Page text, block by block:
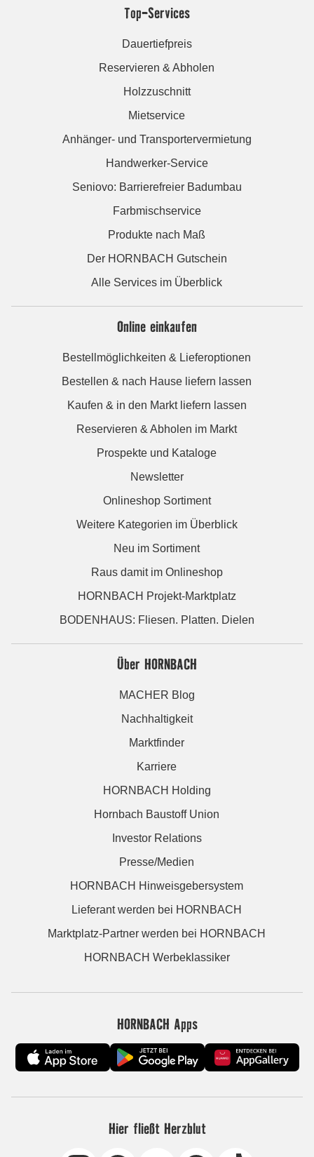
Top-Services
Dauertiefpreis
Reservieren & Abholen
Holzzuschnitt
Mietservice
Anhänger- und Transportervermietung
Handwerker-Service
Seniovo: Barrierefreier Badumbau
Farbmischservice
Produkte nach Maß
Der HORNBACH Gutschein
Alle Services im Überblick
Online einkaufen
Bestellmöglichkeiten & Lieferoptionen
Bestellen & nach Hause liefern lassen
Kaufen & in den Markt liefern lassen
Reservieren & Abholen im Markt
Prospekte und Kataloge
Newsletter
Onlineshop Sortiment
Weitere Kategorien im Überblick
Neu im Sortiment
Raus damit im Onlineshop
HORNBACH Projekt-Marktplatz
BODENHAUS: Fliesen. Platten. Dielen
Über HORNBACH
MACHER Blog
Nachhaltigkeit
Marktfinder
Karriere
HORNBACH Holding
Hornbach Baustoff Union
Investor Relations
Presse/Medien
HORNBACH Hinweisgebersystem
Lieferant werden bei HORNBACH
Marktplatz-Partner werden bei HORNBACH
HORNBACH Werbeklassiker
HORNBACH Apps
Hier fließt Herzblut